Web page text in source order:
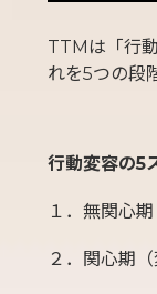
TTMは「行
れを5つの段
行動変容の5
１．無関心
２．関心期